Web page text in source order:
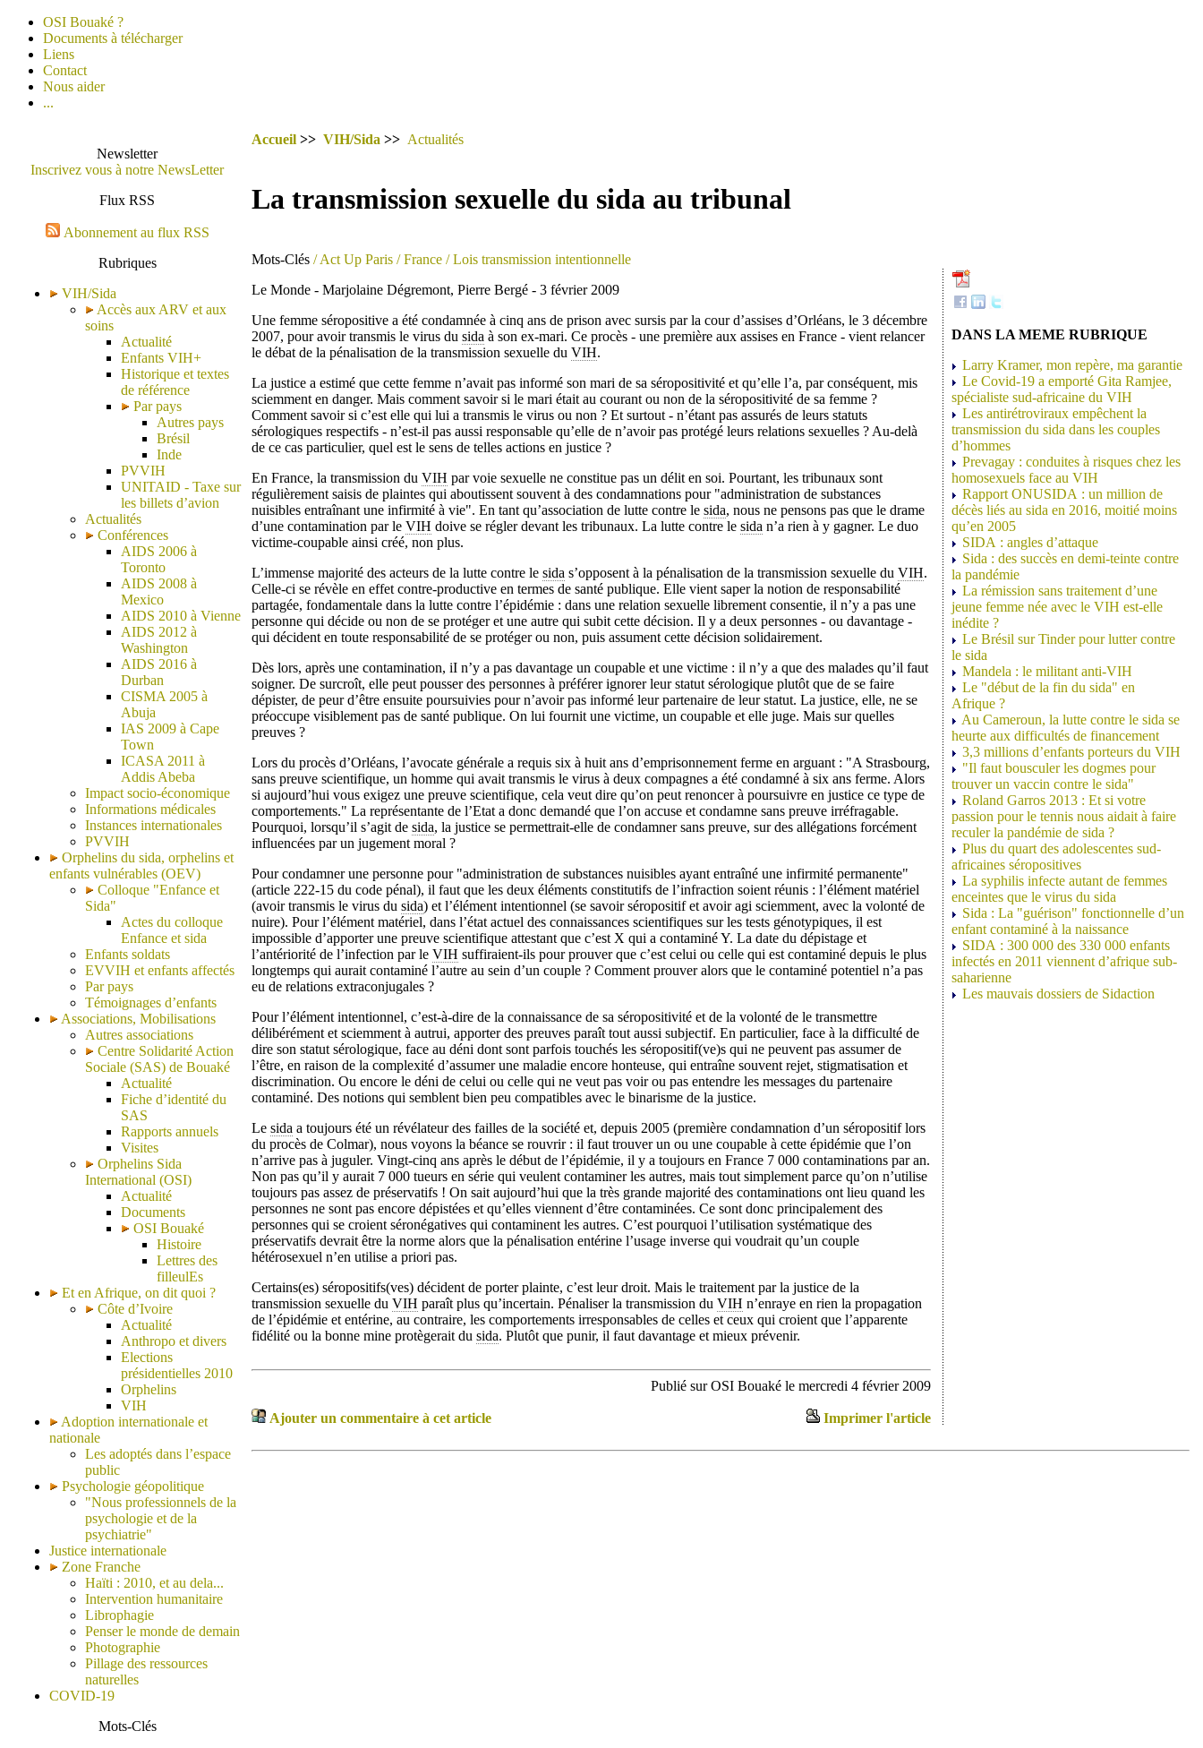
OSI Bouaké ?
Documents à télécharger
Liens
Contact
Nous aider
...
Newsletter
Inscrivez vous à notre NewsLetter
Flux RSS
Abonnement au flux RSS
Rubriques
VIH/Sida
Accès aux ARV et aux
soins
Actualité
Enfants VIH+
Historique et textes
de référence
Par pays
Autres pays
Brésil
Inde
PVVIH
UNITAID - Taxe sur
les billets d’avion
Actualités
Conférences
AIDS 2006 à
Toronto
AIDS 2008 à
Mexico
AIDS 2010 à Vienne
AIDS 2012 à
Washington
AIDS 2016 à
Durban
CISMA 2005 à
Abuja
IAS 2009 à Cape
Town
ICASA 2011 à
Addis Abeba
Impact socio-économique
Informations médicales
Instances internationales
PVVIH
Orphelins du sida, orphelins et
enfants vulnérables (OEV)
Colloque "Enfance et
Sida"
Actes du colloque
Enfance et sida
Enfants soldats
EVVIH et enfants affectés
Par pays
Témoignages d’enfants
Associations, Mobilisations
Autres associations
Centre Solidarité Action
Sociale (SAS) de Bouaké
Actualité
Fiche d’identité du
SAS
Rapports annuels
Visites
Orphelins Sida
International (OSI)
Actualité
Documents
OSI Bouaké
Histoire
Lettres des
filleulEs
Et en Afrique, on dit quoi ?
Côte d’Ivoire
Actualité
Anthropo et divers
Elections
présidentielles 2010
Orphelins
VIH
Adoption internationale et
nationale
Les adoptés dans l’espace
public
Psychologie géopolitique
"Nous professionnels de la
psychologie et de la
psychiatrie"
Justice internationale
Zone Franche
Haïti : 2010, et au dela...
Intervention humanitaire
Librophagie
Penser le monde de demain
Photographie
Pillage des ressources
naturelles
COVID-19
Mots-Clés
Accueil >> VIH/Sida >> Actualités
La transmission sexuelle du sida au tribunal
Mots-Clés / Act Up Paris / France / Lois transmission intentionnelle
Le Monde - Marjolaine Dégremont, Pierre Bergé - 3 février 2009
Une femme séropositive a été condamnée à cinq ans de prison avec sursis par la cour d’assises d’Orléans, le 3 décembre
2007, pour avoir transmis le virus du sida à son ex-mari. Ce procès - une première aux assises en France - vient relancer
le débat de la pénalisation de la transmission sexuelle du VIH.
La justice a estimé que cette femme n’avait pas informé son mari de sa séropositivité et qu’elle l’a, par conséquent, mis
sciemment en danger. Mais comment savoir si le mari était au courant ou non de la séropositivité de sa femme ?
Comment savoir si c’est elle qui lui a transmis le virus ou non ? Et surtout - n’étant pas assurés de leurs statuts
sérologiques respectifs - n’est-il pas aussi responsable qu’elle de n’avoir pas protégé leurs relations sexuelles ? Au-delà
de ce cas particulier, quel est le sens de telles actions en justice ?
En France, la transmission du VIH par voie sexuelle ne constitue pas un délit en soi. Pourtant, les tribunaux sont
régulièrement saisis de plaintes qui aboutissent souvent à des condamnations pour "administration de substances
nuisibles entraînant une infirmité à vie". En tant qu’association de lutte contre le sida, nous ne pensons pas que le drame
d’une contamination par le VIH doive se régler devant les tribunaux. La lutte contre le sida n’a rien à y gagner. Le duo
victime-coupable ainsi créé, non plus.
L’immense majorité des acteurs de la lutte contre le sida s’opposent à la pénalisation de la transmission sexuelle du VIH.
Celle-ci se révèle en effet contre-productive en termes de santé publique. Elle vient saper la notion de responsabilité
partagée, fondamentale dans la lutte contre l’épidémie : dans une relation sexuelle librement consentie, il n’y a pas une
personne qui décide ou non de se protéger et une autre qui subit cette décision. Il y a deux personnes - ou davantage -
qui décident en toute responsabilité de se protéger ou non, puis assument cette décision solidairement.
Dès lors, après une contamination, iI n’y a pas davantage un coupable et une victime : il n’y a que des malades qu’il faut
soigner. De surcroît, elle peut pousser des personnes à préférer ignorer leur statut sérologique plutôt que de se faire
dépister, de peur d’être ensuite poursuivies pour n’avoir pas informé leur partenaire de leur statut. La justice, elle, ne se
préoccupe visiblement pas de santé publique. On lui fournit une victime, un coupable et elle juge. Mais sur quelles
preuves ?
Lors du procès d’Orléans, l’avocate générale a requis six à huit ans d’emprisonnement ferme en arguant : "A Strasbourg,
sans preuve scientifique, un homme qui avait transmis le virus à deux compagnes a été condamné à six ans ferme. Alors
si aujourd’hui vous exigez une preuve scientifique, cela veut dire qu’on peut renoncer à poursuivre en justice ce type de
comportements." La représentante de l’Etat a donc demandé que l’on accuse et condamne sans preuve irréfragable.
Pourquoi, lorsqu’il s’agit de sida, la justice se permettrait-elle de condamner sans preuve, sur des allégations forcément
influencées par un jugement moral ?
Pour condamner une personne pour "administration de substances nuisibles ayant entraîné une infirmité permanente"
(article 222-15 du code pénal), il faut que les deux éléments constitutifs de l’infraction soient réunis : l’élément matériel
(avoir transmis le virus du sida) et l’élément intentionnel (se savoir séropositif et avoir agi sciemment, avec la volonté de
nuire). Pour l’élément matériel, dans l’état actuel des connaissances scientifiques sur les tests génotypiques, il est
impossible d’apporter une preuve scientifique attestant que c’est X qui a contaminé Y. La date du dépistage et
l’antériorité de l’infection par le VIH suffiraient-ils pour prouver que c’est celui ou celle qui est contaminé depuis le plus
longtemps qui aurait contaminé l’autre au sein d’un couple ? Comment prouver alors que le contaminé potentiel n’a pas
eu de relations extraconjugales ?
Pour l’élément intentionnel, c’est-à-dire de la connaissance de sa séropositivité et de la volonté de le transmettre
délibérément et sciemment à autrui, apporter des preuves paraît tout aussi subjectif. En particulier, face à la difficulté de
dire son statut sérologique, face au déni dont sont parfois touchés les séropositif(ve)s qui ne peuvent pas assumer de
l’être, en raison de la complexité d’assumer une maladie encore honteuse, qui entraîne souvent rejet, stigmatisation et
discrimination. Ou encore le déni de celui ou celle qui ne veut pas voir ou pas entendre les messages du partenaire
contaminé. Des notions qui semblent bien peu compatibles avec le binarisme de la justice.
Le sida a toujours été un révélateur des failles de la société et, depuis 2005 (première condamnation d’un séropositif lors
du procès de Colmar), nous voyons la béance se rouvrir : il faut trouver un ou une coupable à cette épidémie que l’on
n’arrive pas à juguler. Vingt-cinq ans après le début de l’épidémie, il y a toujours en France 7 000 contaminations par an.
Non pas qu’il y aurait 7 000 tueurs en série qui veulent contaminer les autres, mais tout simplement parce qu’on n’utilise
toujours pas assez de préservatifs ! On sait aujourd’hui que la très grande majorité des contaminations ont lieu quand les
personnes ne sont pas encore dépistées et qu’elles viennent d’être contaminées. Ce sont donc principalement des
personnes qui se croient séronégatives qui contaminent les autres. C’est pourquoi l’utilisation systématique des
préservatifs devrait être la norme alors que la pénalisation entérine l’usage inverse qui voudrait qu’un couple
hétérosexuel n’en utilise a priori pas.
Certains(es) séropositifs(ves) décident de porter plainte, c’est leur droit. Mais le traitement par la justice de la
transmission sexuelle du VIH paraît plus qu’incertain. Pénaliser la transmission du VIH n’enraye en rien la propagation
de l’épidémie et entérine, au contraire, les comportements irresponsables de celles et ceux qui croient que l’apparente
fidélité ou la bonne mine protègerait du sida. Plutôt que punir, il faut davantage et mieux prévenir.
Publié sur OSI Bouaké le mercredi 4 février 2009
Ajouter un commentaire à cet article Imprimer l'article
DANS LA MEME RUBRIQUE
Larry Kramer, mon repère, ma garantie
Le Covid-19 a emporté Gita Ramjee,
spécialiste sud-africaine du VIH
Les antirétroviraux empêchent la
transmission du sida dans les couples
d’hommes
Prevagay : conduites à risques chez les
homosexuels face au VIH
Rapport ONUSIDA : un million de
décès liés au sida en 2016, moitié moins
qu’en 2005
SIDA : angles d’attaque
Sida : des succès en demi-teinte contre
la pandémie
La rémission sans traitement d’une
jeune femme née avec le VIH est-elle
inédite ?
Le Brésil sur Tinder pour lutter contre
le sida
Mandela : le militant anti-VIH
Le "début de la fin du sida" en
Afrique ?
Au Cameroun, la lutte contre le sida se
heurte aux difficultés de financement
3,3 millions d’enfants porteurs du VIH
"Il faut bousculer les dogmes pour
trouver un vaccin contre le sida"
Roland Garros 2013 : Et si votre
passion pour le tennis nous aidait à faire
reculer la pandémie de sida ?
Plus du quart des adolescentes sud-
africaines séropositives
La syphilis infecte autant de femmes
enceintes que le virus du sida
Sida : La "guérison" fonctionnelle d’un
enfant contaminé à la naissance
SIDA : 300 000 des 330 000 enfants
infectés en 2011 viennent d’afrique sub-
saharienne
Les mauvais dossiers de Sidaction